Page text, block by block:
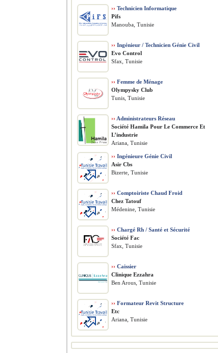
›› Technicien Informatique
Pifs
Manouba, Tunisie
›› Ingénieur / Technicien Génie Civil
Evo Control
Sfax, Tunisie
›› Femme de Ménage
Olympysky Club
Tunis, Tunisie
›› Administrateurs Réseau
Société Hamila Pour Le Commerce Et
L’industrie
Ariana, Tunisie
›› Ingénieure Génie Civil
Asir Cbs
Bizerte, Tunisie
›› Comptoiriste Chaud Froid
Chez Tatouf
Médenine, Tunisie
›› Chargé Rh / Santé et Sécurité
Société Fac
Sfax, Tunisie
›› Caissier
Clinique Ezzahra
Ben Arous, Tunisie
›› Formateur Revit Structure
Etc
Ariana, Tunisie